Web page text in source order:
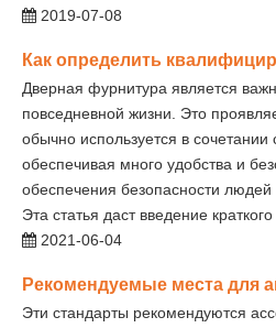
2019-07-08
Дверная фурнитура является
повседневной жизни. Это
обычно используется в
обеспечивая много удобства и
обеспечения безопасности людей
Эта статья даст введение
2021-06-04
Эти стандарты рекомендуются